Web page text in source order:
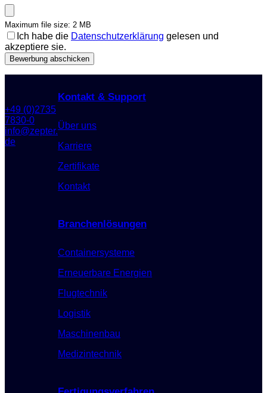
Maximum file size: 2 MB
Ich habe die Datenschutzerklärung gelesen und
akzeptiere sie.
Bewerbung abschicken
+49 (0)2735
7830-0
info@zepter.
de
Kontakt & Support
Über uns
Karriere
Zertifikate
Kontakt
Branchenlösungen
Containersysteme
Erneuerbare Energien
Flugtechnik
Logistik
Maschinenbau
Medizintechnik